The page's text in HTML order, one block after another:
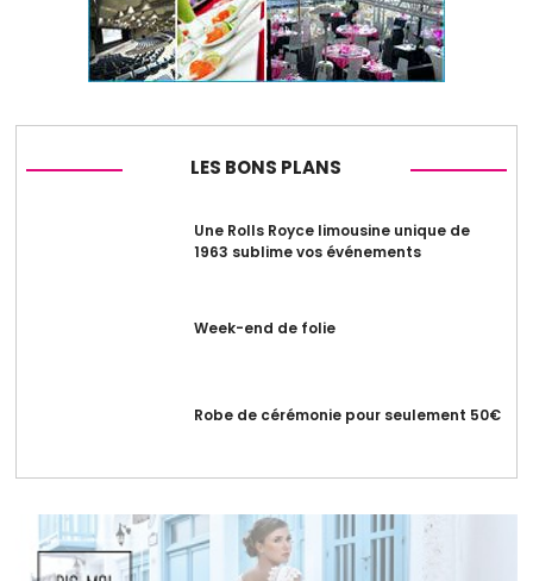
LES BONS PLANS
Une Rolls Royce limousine unique de
1963 sublime vos événements
Week-end de folie
Robe de cérémonie pour seulement 50€